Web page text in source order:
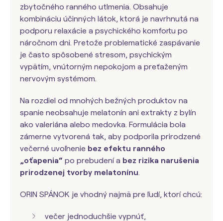
zbytočného ranného utlmenia. Obsahuje
kombináciu účinných látok, ktorá je navrhnutá na
podporu relaxácie a psychického komfortu po
náročnom dni. Pretože problematické zaspávanie
je často spôsobené stresom, psychickým
vypätím, vnútorným nepokojom a preťaženým
nervovým systémom.
Na rozdiel od mnohých bežných produktov na
spanie neobsahuje melatonín ani extrakty z bylín
ako valeriána alebo medovka. Formulácia bola
zámerne vytvorená tak, aby podporila prirodzené
večerné uvoľnenie bez efektu ranného
„oťapenia“ po prebudení a bez rizika narušenia
prirodzenej tvorby melatonínu.
ORIN SPÁNOK je vhodný najmä pre ľudí, ktorí chcú:
večer jednoduchšie vypnúť,